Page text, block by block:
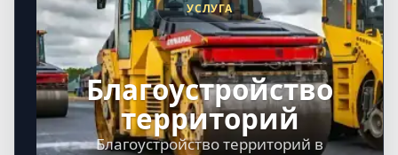
УСЛУГА
Благоустройство
территорий
Благоустройство территорий в